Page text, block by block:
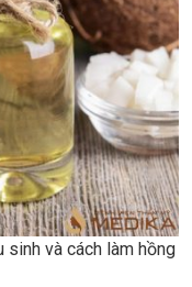
sinh và cách làm hồng